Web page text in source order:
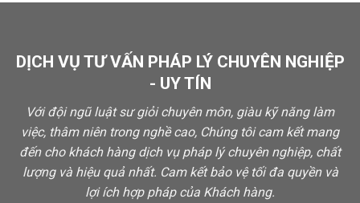
DỊCH VỤ TƯ VẤN PHÁP LÝ CHUYÊN NGHIỆP
- UY TÍN
Với đội ngũ luật sư giỏi chuyên môn, giàu kỹ năng làm
việc, thâm niên trong nghề cao, Chúng tôi cam kết mang
đến cho khách hàng dịch vụ pháp lý chuyên nghiệp, chất
lượng và hiệu quả nhất. Cam kết bảo vệ tối đa quyền và
lợi ích hợp pháp của Khách hàng.